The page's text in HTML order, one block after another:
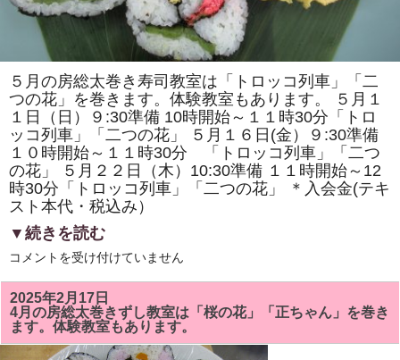
き
験
教
室
も
あ
り
ま
す。
は
５月の房総太巻き寿司教室は「トロッコ列車」「二
つの花」を巻きます。体験教室もあります。 ５月１
１日（日）９:30準備 10時開始～１１時30分「トロ
ッコ列車」「二つの花」 ５月１６日(金）９:30準備
１０時開始～１１時30分 「トロッコ列車」「二つ
の花」 ５月２２日（木）10:30準備 １１時開始～12
時30分「トロッコ列車」「二つの花」 ＊入会金(テキ
スト本代・税込み）
▼続きを読む
5
の
房
総
太
巻
き
コメントを受け付けていません
2025年2月17日
4月の房総太巻きずし教室は「桜の花」「正ちゃん」を巻き
ます。体験教室もあります。